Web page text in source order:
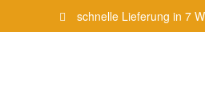
schnelle Lieferung in 7